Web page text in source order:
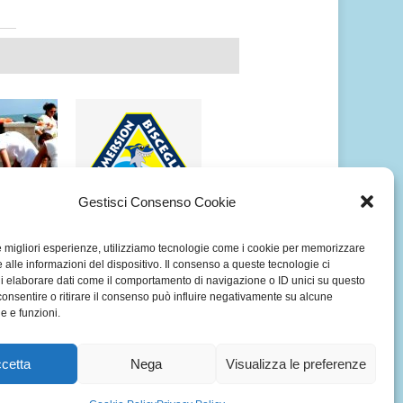
Gestisci Consenso Cookie
migliori esperienze, utilizziamo tecnologie come i cookie per memorizzare
alle informazioni del dispositivo. Il consenso a queste tecnologie ci
elaborare dati come il comportamento di navigazione o ID unici su questo
o ritirare il consenso può influire negativamente su alcune
e funzioni.
Nega Visualizza le preferenze
THE
SUBACQUEO ISOLE
BROTHER’S
DELL’EGITTO
BY